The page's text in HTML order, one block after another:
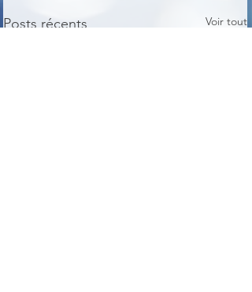
Posts récents Voir tout